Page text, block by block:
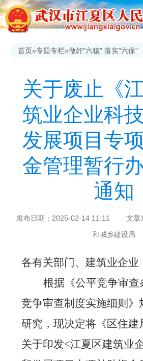
首页»专题专栏»做好"六稳" 落实"六保"
关于废止《
筑业企业科
发展项目专
金管理暂行
通知
发布日期：2025-02-14 11:11 文章
和城乡建设局
各有关部门、建筑业企业
根据《公平竞争审查
竞争审查制度实施细则》
研究，现决定将《区住
关于印发<江夏区建筑业